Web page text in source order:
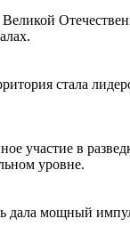
стала
участие в
уровне.
мощный